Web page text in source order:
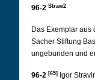
96-2 Straw2
Das Exemplar aus
Sacher Stiftung
ungebunden und
96-2 [65]
Igor